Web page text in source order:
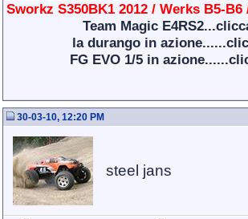
Sworkz S350BK1 2012 / Werks B5-
Team Magic
la durango in
FG EVO 1/5 in
30-03-10, 12:20 PM
steel jans